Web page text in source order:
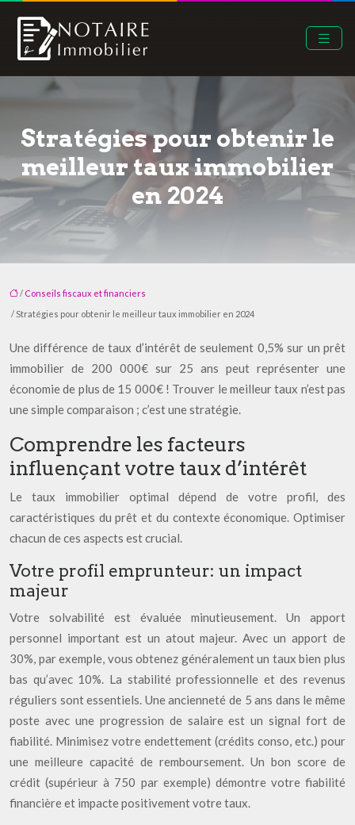
Stratégies pour obtenir le
meilleur taux immobilier
en 2024
/ Conseils fiscaux et financiers
/ Stratégies pour obtenir le meilleur taux immobilier en 2024
Une différence de taux d’intérêt de seulement 0,5% sur un prêt
immobilier de 200 000€ sur 25 ans peut représenter une
économie de plus de 15 000€ ! Trouver le meilleur taux n’est pas
une simple comparaison ; c’est une stratégie.
Comprendre les facteurs
influençant votre taux d’intérêt
Le taux immobilier optimal dépend de votre profil, des
caractéristiques du prêt et du contexte économique. Optimiser
chacun de ces aspects est crucial.
Votre profil emprunteur: un impact
majeur
Votre solvabilité est évaluée minutieusement. Un apport
personnel important est un atout majeur. Avec un apport de
30%, par exemple, vous obtenez généralement un taux bien plus
bas qu’avec 10%. La stabilité professionnelle et des revenus
réguliers sont essentiels. Une ancienneté de 5 ans dans le même
poste avec une progression de salaire est un signal fort de
fiabilité. Minimisez votre endettement (crédits conso, etc.) pour
une meilleure capacité de remboursement. Un bon score de
crédit (supérieur à 750 par exemple) démontre votre fiabilité
financière et impacte positivement votre taux.